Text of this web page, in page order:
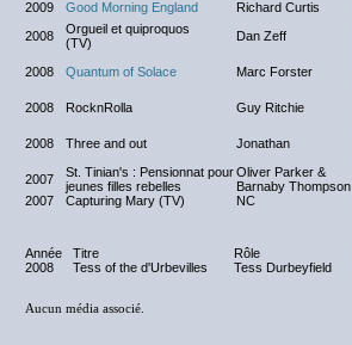
2009 Good Morning England Richard Curtis
2008
Orgueil et quiproquos
(TV)
Dan Zeff
2008 Quantum of Solace Marc Forster
2008 RocknRolla Guy Ritchie
2008
Three and out Jonathan
2007
St. Tinian's : Pensionnat pour
jeunes filles rebelles
Oliver Parker &
Barnaby Thompson
2007
Capturing Mary (TV) NC
Année Titre Rôle
2008
Tess of the d'Urbevilles Tess Durbeyfield
Aucun média associé.